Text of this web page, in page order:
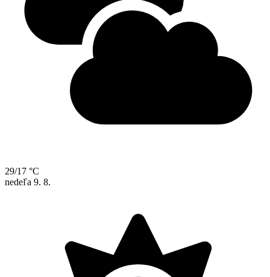
29/17 °C
nedeľa 9. 8.